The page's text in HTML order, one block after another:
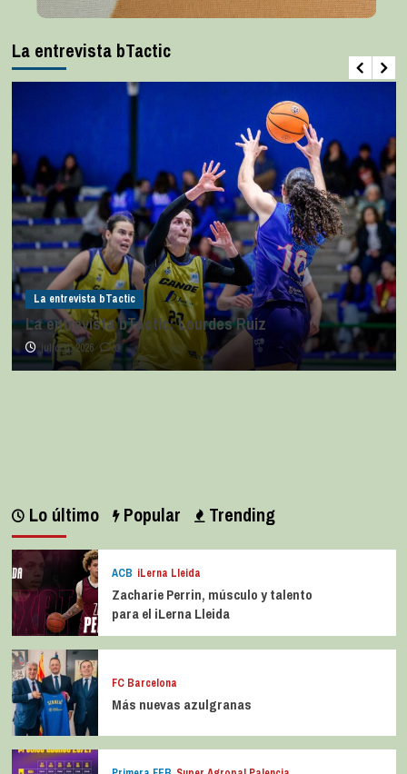
La entrevista bTactic
La entrevista bTactic
La entrevista bTactic: Lourdes Ruiz
julio 11, 2026 0
Lo último Popular Trending
ACB iLerna Lleida
Zacharie Perrin, músculo y talento
para el iLerna Lleida
FC Barcelona
Más nuevas azulgranas